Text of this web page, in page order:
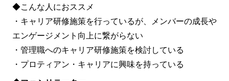
◆こんな人におススメ
・キャリア研修施策を行っているが、メンバーの成長や
エンゲージメント向上に繋がらない
・管理職へのキャリア研修施策を検討している
・プロティアン・キャリアに興味を持っている